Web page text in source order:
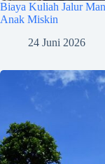
Biaya Kuliah Jalur
Anak Miskin
24 Juni 2026